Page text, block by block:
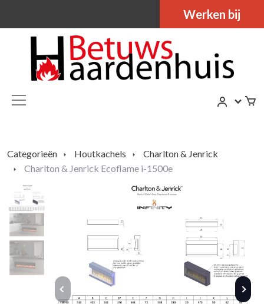
Werken bij
Categorieën Houtkachels
Charlton & Jenrick
Charlton & Jenrick Ecoflame i-1500e